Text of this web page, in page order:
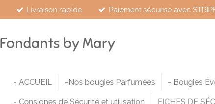
Livraison rapide Paiement sécurisé avec
Fondants by Mary
- ACCUEIL -Nos bougies Parfumées - Bougies
- Consignes de Sécurité et utilisation FICHES DE